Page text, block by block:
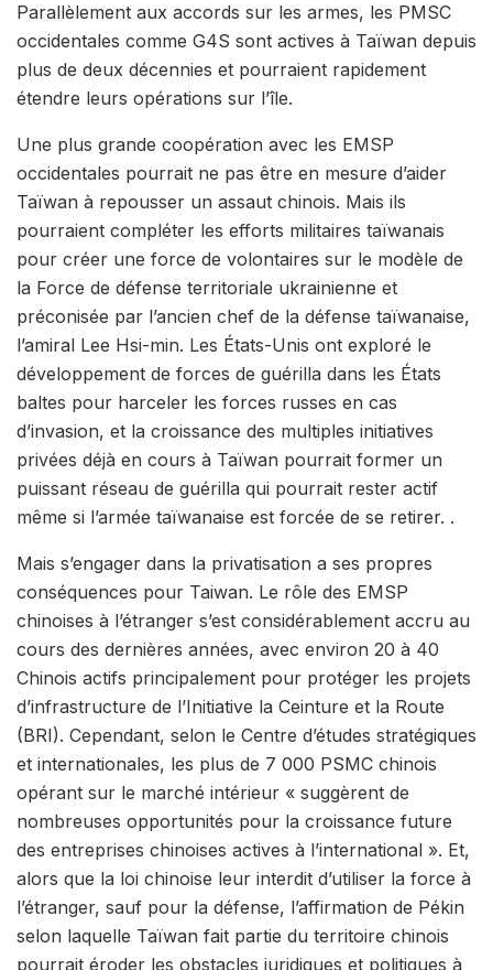
Parallèlement aux accords sur les armes, les PMSC
occidentales comme G4S sont actives à Taïwan depuis
plus de deux décennies et pourraient rapidement
étendre leurs opérations sur l’île.
Une plus grande coopération avec les EMSP
occidentales pourrait ne pas être en mesure d’aider
Taïwan à repousser un assaut chinois. Mais ils
pourraient compléter les efforts militaires taïwanais
pour créer une force de volontaires sur le modèle de
la Force de défense territoriale ukrainienne et
préconisée par l’ancien chef de la défense taïwanaise,
l’amiral Lee Hsi-min. Les États-Unis ont exploré le
développement de forces de guérilla dans les États
baltes pour harceler les forces russes en cas
d’invasion, et la croissance des multiples initiatives
privées déjà en cours à Taïwan pourrait former un
puissant réseau de guérilla qui pourrait rester actif
même si l’armée taïwanaise est forcée de se retirer. .
Mais s’engager dans la privatisation a ses propres
conséquences pour Taiwan. Le rôle des EMSP
chinoises à l’étranger s’est considérablement accru au
cours des dernières années, avec environ 20 à 40
Chinois actifs principalement pour protéger les projets
d’infrastructure de l’Initiative la Ceinture et la Route
(BRI). Cependant, selon le Centre d’études stratégiques
et internationales, les plus de 7 000 PSMC chinois
opérant sur le marché intérieur « suggèrent de
nombreuses opportunités pour la croissance future
des entreprises chinoises actives à l’international ». Et,
alors que la loi chinoise leur interdit d’utiliser la force à
l’étranger, sauf pour la défense, l’affirmation de Pékin
selon laquelle Taïwan fait partie du territoire chinois
pourrait éroder les obstacles juridiques et politiques à